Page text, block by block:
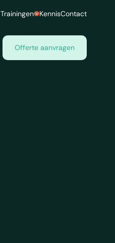
Trainingen KennisContact
Offerte aanvragen